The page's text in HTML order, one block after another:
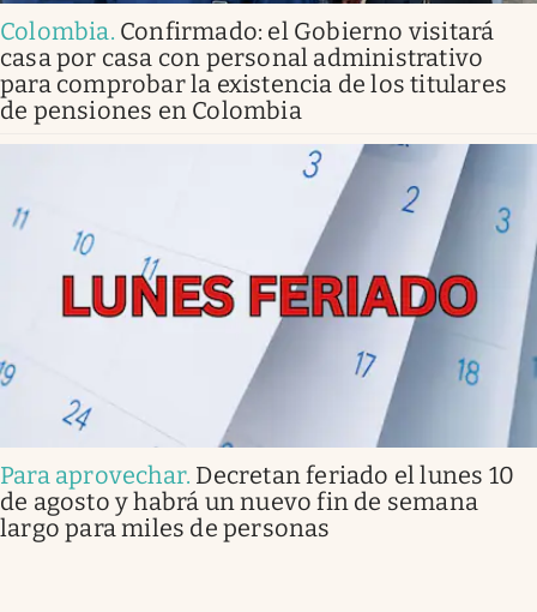
Colombia. Confirmado: el Gobierno visitará
casa por casa con personal administrativo
para comprobar la existencia de los titulares
de pensiones en Colombia
Para aprovechar. Decretan feriado el lunes 10
de agosto y habrá un nuevo fin de semana
largo para miles de personas